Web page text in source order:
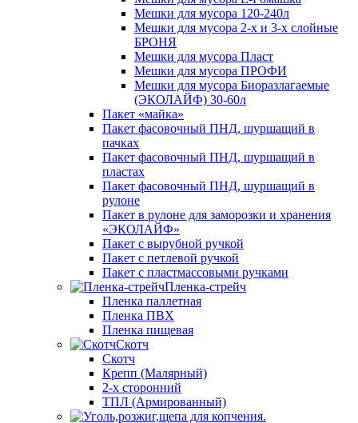
Мешки для мусора 120-240л
Мешки для мусора 2-х и 3-х слойные
БРОНЯ
Мешки для мусора Пласт
Мешки для мусора ПРОФИ
Мешки для мусора Биоразлагаемые
(ЭКОЛАЙФ) 30-60л
Пакет «майка»
Пакет фасовочный ПНД, шуршащий в
пачках
Пакет фасовочный ПНД, шуршащий в
пластах
Пакет фасовочный ПНД, шуршащий в
рулоне
Пакет в рулоне для заморозки и хранения
«ЭКОЛАЙФ»
Пакет с вырубной ручкой
Пакет с петлевой ручкой
Пакет с пластмассовыми ручками
Пленка-стрейч
Пленка паллетная
Пленка ПВХ
Пленка пищевая
Скотч
Скотч
Крепп (Малярный)
2-х сторонний
ТПЛ (Армированный)